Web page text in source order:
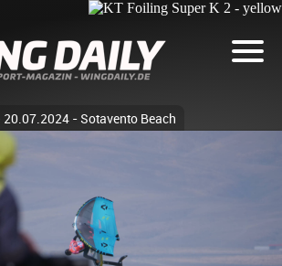
20.07.2024 - Sotavento Beach